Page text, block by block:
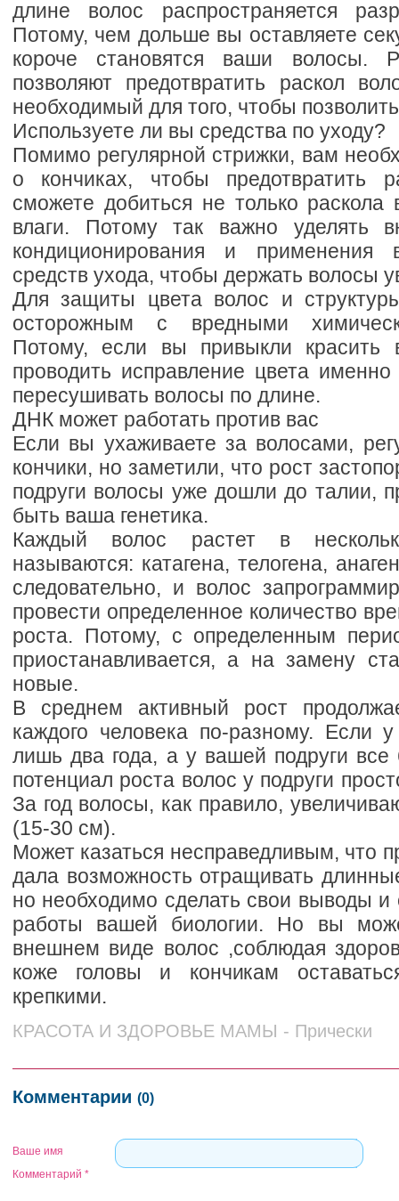
длине волос распространяется
Потому, чем дольше вы оставляете
короче становятся ваши волосы.
позволяют предотвратить раскол
необходимый для того, чтобы
Используете ли вы средства по уходу?
Помимо регулярной стрижки, вам
о кончиках, чтобы предотвратить
сможете добиться не только раскола
влаги. Потому так важно уделять
кондиционирования и применения
средств ухода, чтобы держать волосы
Для защиты цвета волос и
осторожным с вредными
Потому, если вы привыкли красить
проводить исправление цвета
пересушивать волосы по длине.
ДНК может работать против вас
Если вы ухаживаете за волосами,
кончики, но заметили, что рост
подруги волосы уже дошли до талии,
быть ваша генетика.
Каждый волос растет в
называются: катагена, телогена,
следовательно, и волос
провести определенное количество
роста. Потому, с определенным
приостанавливается, а на замену
новые.
В среднем активный рост
каждого человека по-разному. Если
лишь два года, а у вашей подруги все
потенциал роста волос у подруги
За год волосы, как правило,
(15-30 см).
Может казаться несправедливым, что
дала возможность отращивать
но необходимо сделать свои выводы
работы вашей биологии. Но вы
внешнем виде волос ,соблюдая
коже головы и кончикам
крепкими.
КРАСОТА И ЗДОРОВЬЕ МАМЫ - Прически
Комментарии (0)
Ваше имя
Комментарий *